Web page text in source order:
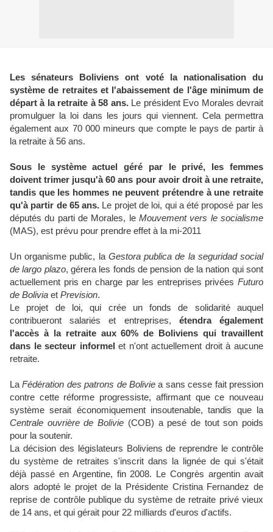
Les sénateurs Boliviens ont voté la nationalisation du
système de retraites et l'abaissement de l'âge minimum de
départ à la retraite à 58 ans. Le président Evo Morales devrait
promulguer la loi dans les jours qui viennent. Cela permettra
également aux 70 000 mineurs que compte le pays de partir à
la retraite à 56 ans.
Sous le système actuel géré par le privé, les femmes
doivent trimer jusqu'à 60 ans pour avoir droit à une retraite,
tandis que les hommes ne peuvent prétendre à une retraite
qu'à partir de 65 ans. Le projet de loi, qui a été proposé par les
députés du parti de Morales, le Mouvement vers le socialisme
(MAS), est prévu pour prendre effet à la mi-2011
Un organisme public, la Gestora publica de la seguridad social
de largo plazo, gérera les fonds de pension de la nation qui sont
actuellement pris en charge par les entreprises privées Futuro
de Bolivia et Prevision.
Le projet de loi, qui crée un fonds de solidarité auquel
contribueront salariés et entreprises, étendra également
l'accès à la retraite aux 60% de Boliviens qui travaillent
dans le secteur informel et n'ont actuellement droit à aucune
retraite.
LaFédération des patrons de Bolivie a sans cesse fait pression
contre cette réforme progressiste, affirmant que ce nouveau
système serait économiquement insoutenable, tandis que la
Centrale ouvrière de Bolivie (COB) a pesé de tout son poids
pour la soutenir.
La décision des législateurs Boliviens de reprendre le contrôle
du système de retraites s'inscrit dans la lignée de qui s'était
déjà passé en Argentine, fin 2008. Le Congrès argentin avait
alors adopté le projet de la Présidente Cristina Fernandez de
reprise de contrôle publique du système de retraite privé vieux
de 14 ans, et qui gérait pour 22 milliards d'euros d'actifs.